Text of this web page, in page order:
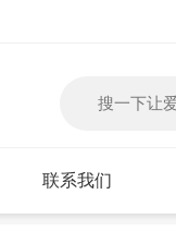
联系我们